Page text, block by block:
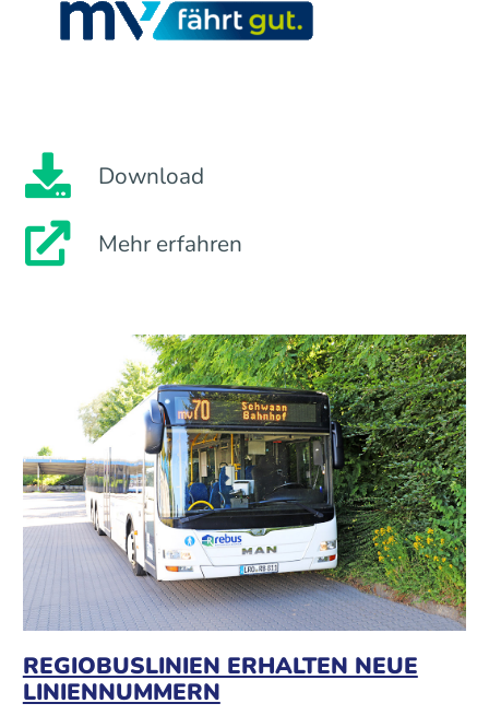
Download
Mehr erfahren
REGIOBUSLINIEN ERHALTEN NEUE
LINIENNUMMERN